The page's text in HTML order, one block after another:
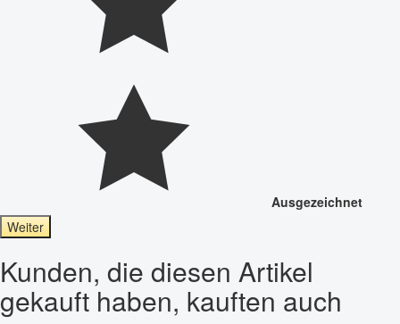
Ausgezeichnet
Weiter
Kunden, die diesen Artikel
gekauft haben, kauften auch